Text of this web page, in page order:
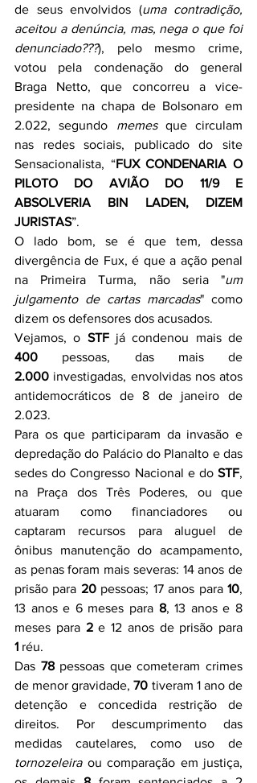
de seus envolvidos (uma contradição,
aceitou a denúncia, mas, nega o que foi
denunciado???), pelo mesmo crime,
votou pela condenação do general
Braga Netto, que concorreu a vice-
presidente na chapa de Bolsonaro em
2.022, segundo memes que circulam
nas redes sociais, publicado do site
Sensacionalista, “FUX CONDENARIA O
PILOTO DO AVIÃO DO 11/9 E
ABSOLVERIA BIN LADEN, DIZEM
JURISTAS”.
O lado bom, se é que tem, dessa
divergência de Fux, é que a ação penal
na Primeira Turma, não seria "um
julgamento de cartas marcadas" como
dizem os defensores dos acusados.
Vejamos, o STF
400
2.000 investigadas, envolvidas nos atos
antidemocráticos de 8 de janeiro de
2.023.
Para os que participaram da invasão e
depredação do Palácio do Planalto e das
sedes do Congresso Nacional e do STF,
na Praça dos Três Poderes, ou que
atuaram como financiadores ou
captaram recursos para aluguel de
ônibus manutenção do acampamento,
as penas foram mais severas: 14 anos de
prisão para 20 pessoas; 17 anos para 10,
13 anos e 6 meses para 8, 13 anos e 8
meses para 2
1 réu.
Das 78 pessoas que cometeram crimes
de menor gravidade, 70 tiveram 1 ano de
detenção e concedida restrição de
direitos. Por descumprimento das
tornozeleira ou comparação em justiça,